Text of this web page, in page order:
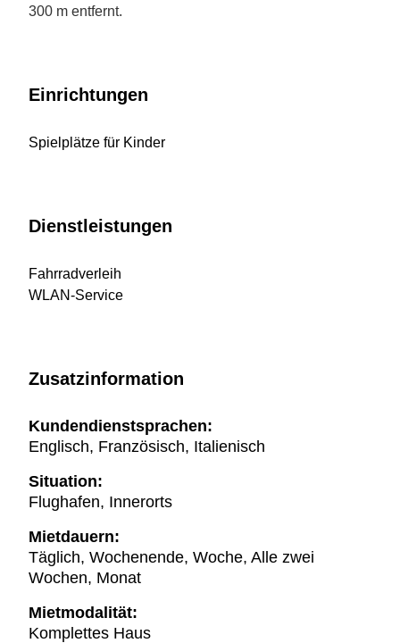
300 m entfernt.
Einrichtungen
Spielplätze für Kinder
Dienstleistungen
Fahrradverleih
WLAN-Service
Zusatzinformation
Kundendienstsprachen:
Englisch, Französisch, Italienisch
Situation:
Flughafen, Innerorts
Mietdauern:
Täglich, Wochenende, Woche, Alle zwei
Wochen, Monat
Mietmodalität:
Komplettes Haus